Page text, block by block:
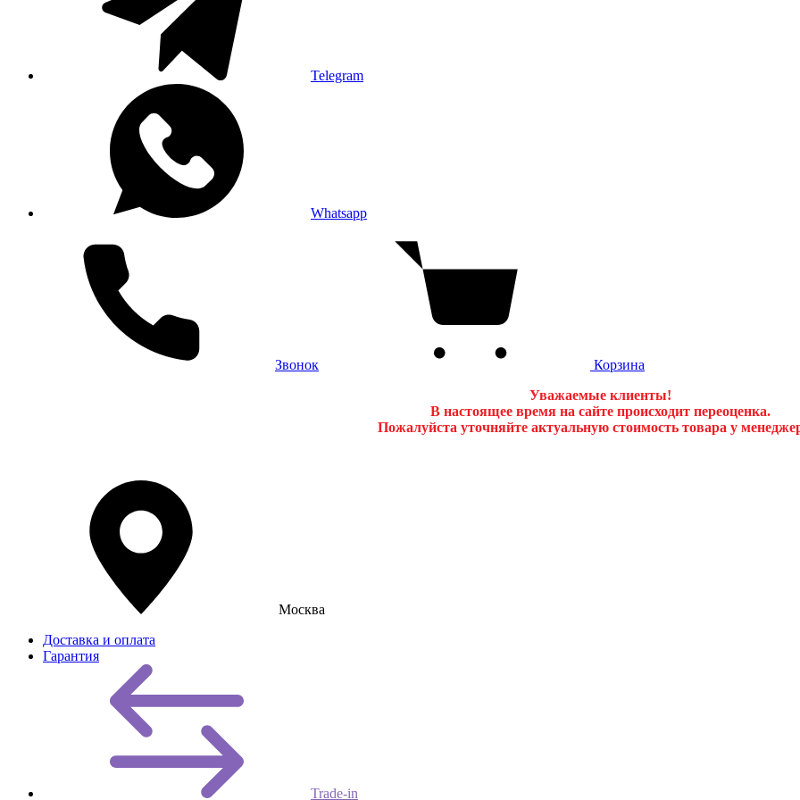
Telegram
Whatsapp
Звонок
Корзина
Уважаемые клиенты!
В настоящее время на сайте происходит переоценка.
Пожалуйста уточняйте актуальную стоимость товара у
Москва
Доставка и оплата
Гарантия
Trade-in